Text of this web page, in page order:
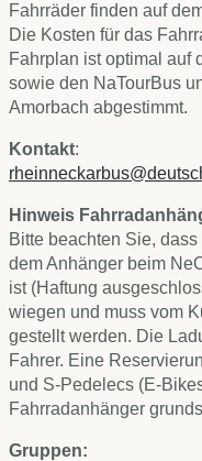
Fahrräder finden auf
Die Kosten für das
Fahrplan ist optimal auf
sowie den NaTourBus
Amorbach abgestimmt.
Kontakt:
Hinweis
Bitte beachten Sie,
dem Anhänger beim
ist (Haftung
wiegen und muss vom
gestellt werden. Die
Fahrer. Eine
und S-Pedelecs (E-
Fahrradanhänger
Gruppen: